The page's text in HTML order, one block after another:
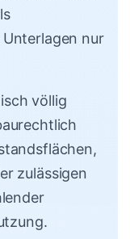
nur
völlig
zulässigen